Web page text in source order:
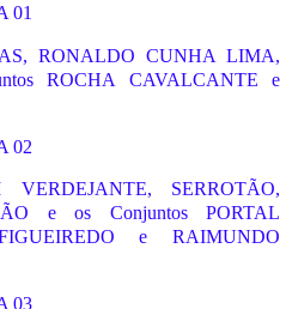
01
RONALDO CUNHA LIMA,
ROCHA CAVALCANTE e
02
VERDEJANTE, SERROTÃO,
e os Conjuntos PORTAL
e RAIMUNDO
03